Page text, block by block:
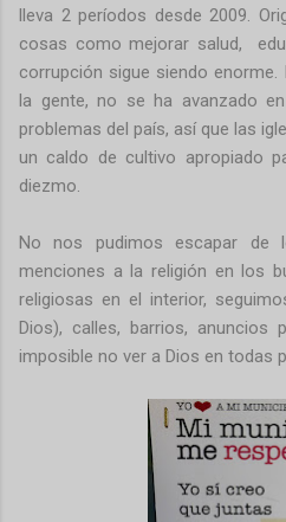
lleva 2 períodos desde 2009.
cosas como mejorar salud,
corrupción sigue siendo
la gente, no se ha avanzado
problemas del país, así que las
un caldo de cultivo apropiado
diezmo.
No nos pudimos escapar de
menciones a la religión en los
religiosas en el interior,
Dios), calles, barrios, anuncios
imposible no ver a Dios en todas